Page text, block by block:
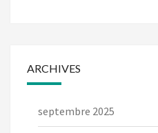
ARCHIVES
septembre 2025